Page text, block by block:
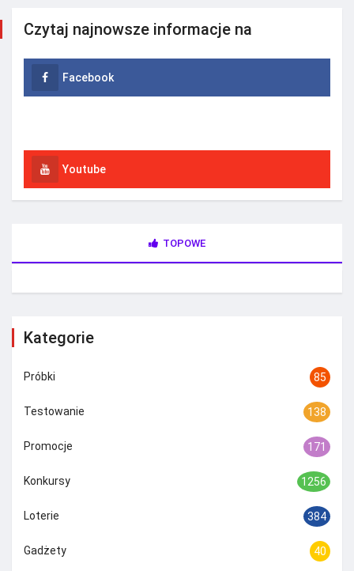
Czytaj najnowsze informacje na
Facebook
Youtube
TOPOWE
Kategorie
Próbki 85
Testowanie 138
Promocje 171
Konkursy 1256
Loterie 384
Gadżety 40